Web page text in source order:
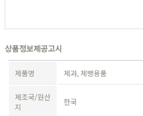
상품정보제공고시
제품명 제과, 제빵용품
제조국/원산
지
한국